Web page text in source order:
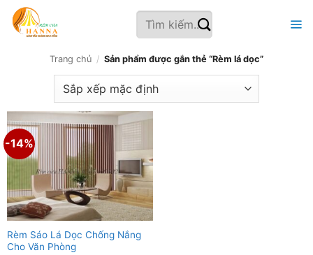
qua
Tìm
kiếm:
Trang chủ / Sản phẩm được gắn thẻ “Rèm lá dọc”
-14%
Rèm Sáo Lá Dọc Chống Nắng
Cho Văn Phòng